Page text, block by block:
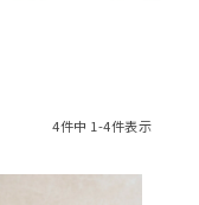
4件中 1-4件表示